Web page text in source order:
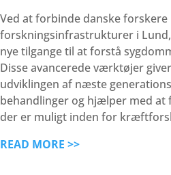
Ved at forbinde danske
forskningsinfrastrukturer i Lund,
nye tilgange til at forstå
Disse avancerede værktøjer
udviklingen af næste
behandlinger og hjælper med
der er muligt inden for
READ MORE >>